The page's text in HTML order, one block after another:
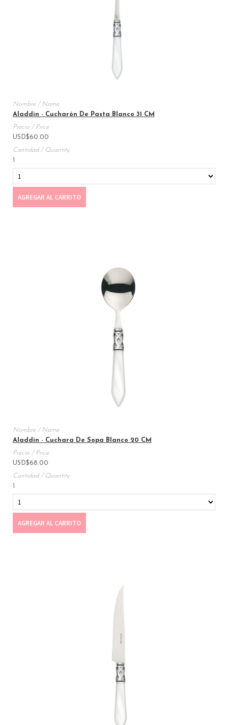
Aladdin - Cucharón De Pasta Blanco 31 CM
USD$60.00
AGREGAR AL CARRITO
Aladdin - Cuchara De Sopa Blanco 20 CM
USD$68.00
AGREGAR AL CARRITO